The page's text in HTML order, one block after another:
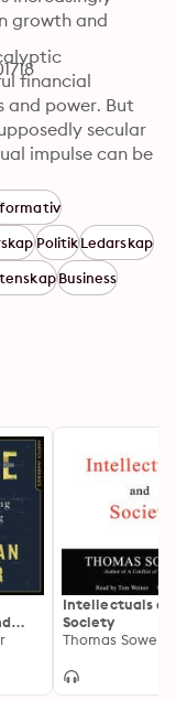
growth and
financial
and power. But
secular
impulse can be
fear without love,
religion is failing
and existential
PolitikLedarskap
Business
Intellectuals
Society
Thomas Sowell